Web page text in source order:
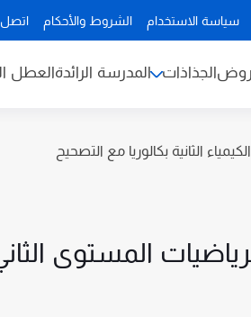
سياسة الاستخدام الشروط والأحكام اتصل
الجذاذات المدرسة الرائدةالعطل
الثانية بكالوريا مع التصحيح
المستوى الثاني 2024-